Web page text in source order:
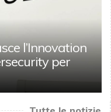
l’Innovation
per